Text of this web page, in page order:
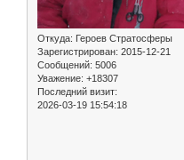
Откуда: Героев Стратосферы
Зарегистрирован: 2015-12-21
Сообщений: 5006
Уважение: +18307
Последний визит:
2026-03-19 15:54:18